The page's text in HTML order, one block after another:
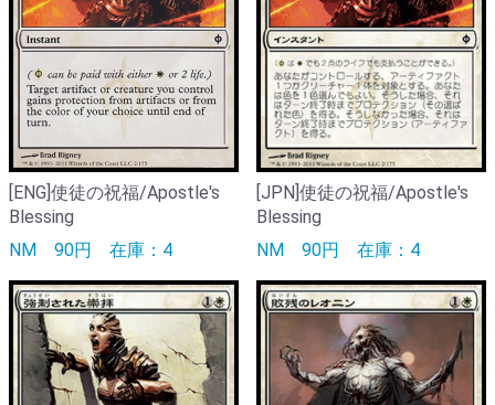
[ENG]使徒の祝福/Apostle's
Blessing
NM 90円 在庫：4
[JPN]使徒の祝福/Apostle's
Blessing
NM 90円 在庫：4